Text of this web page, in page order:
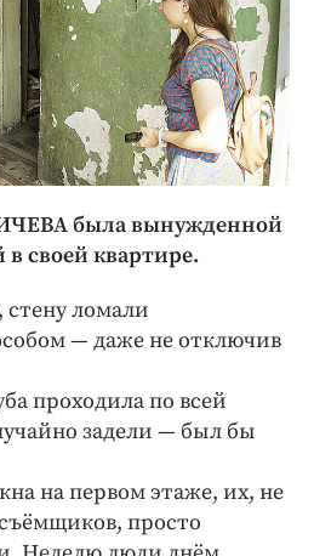
была вынужденной
своей квартире.
ломали
— даже не отключив
проходила по всей
задели — был бы
на первом этаже, их, не
просто